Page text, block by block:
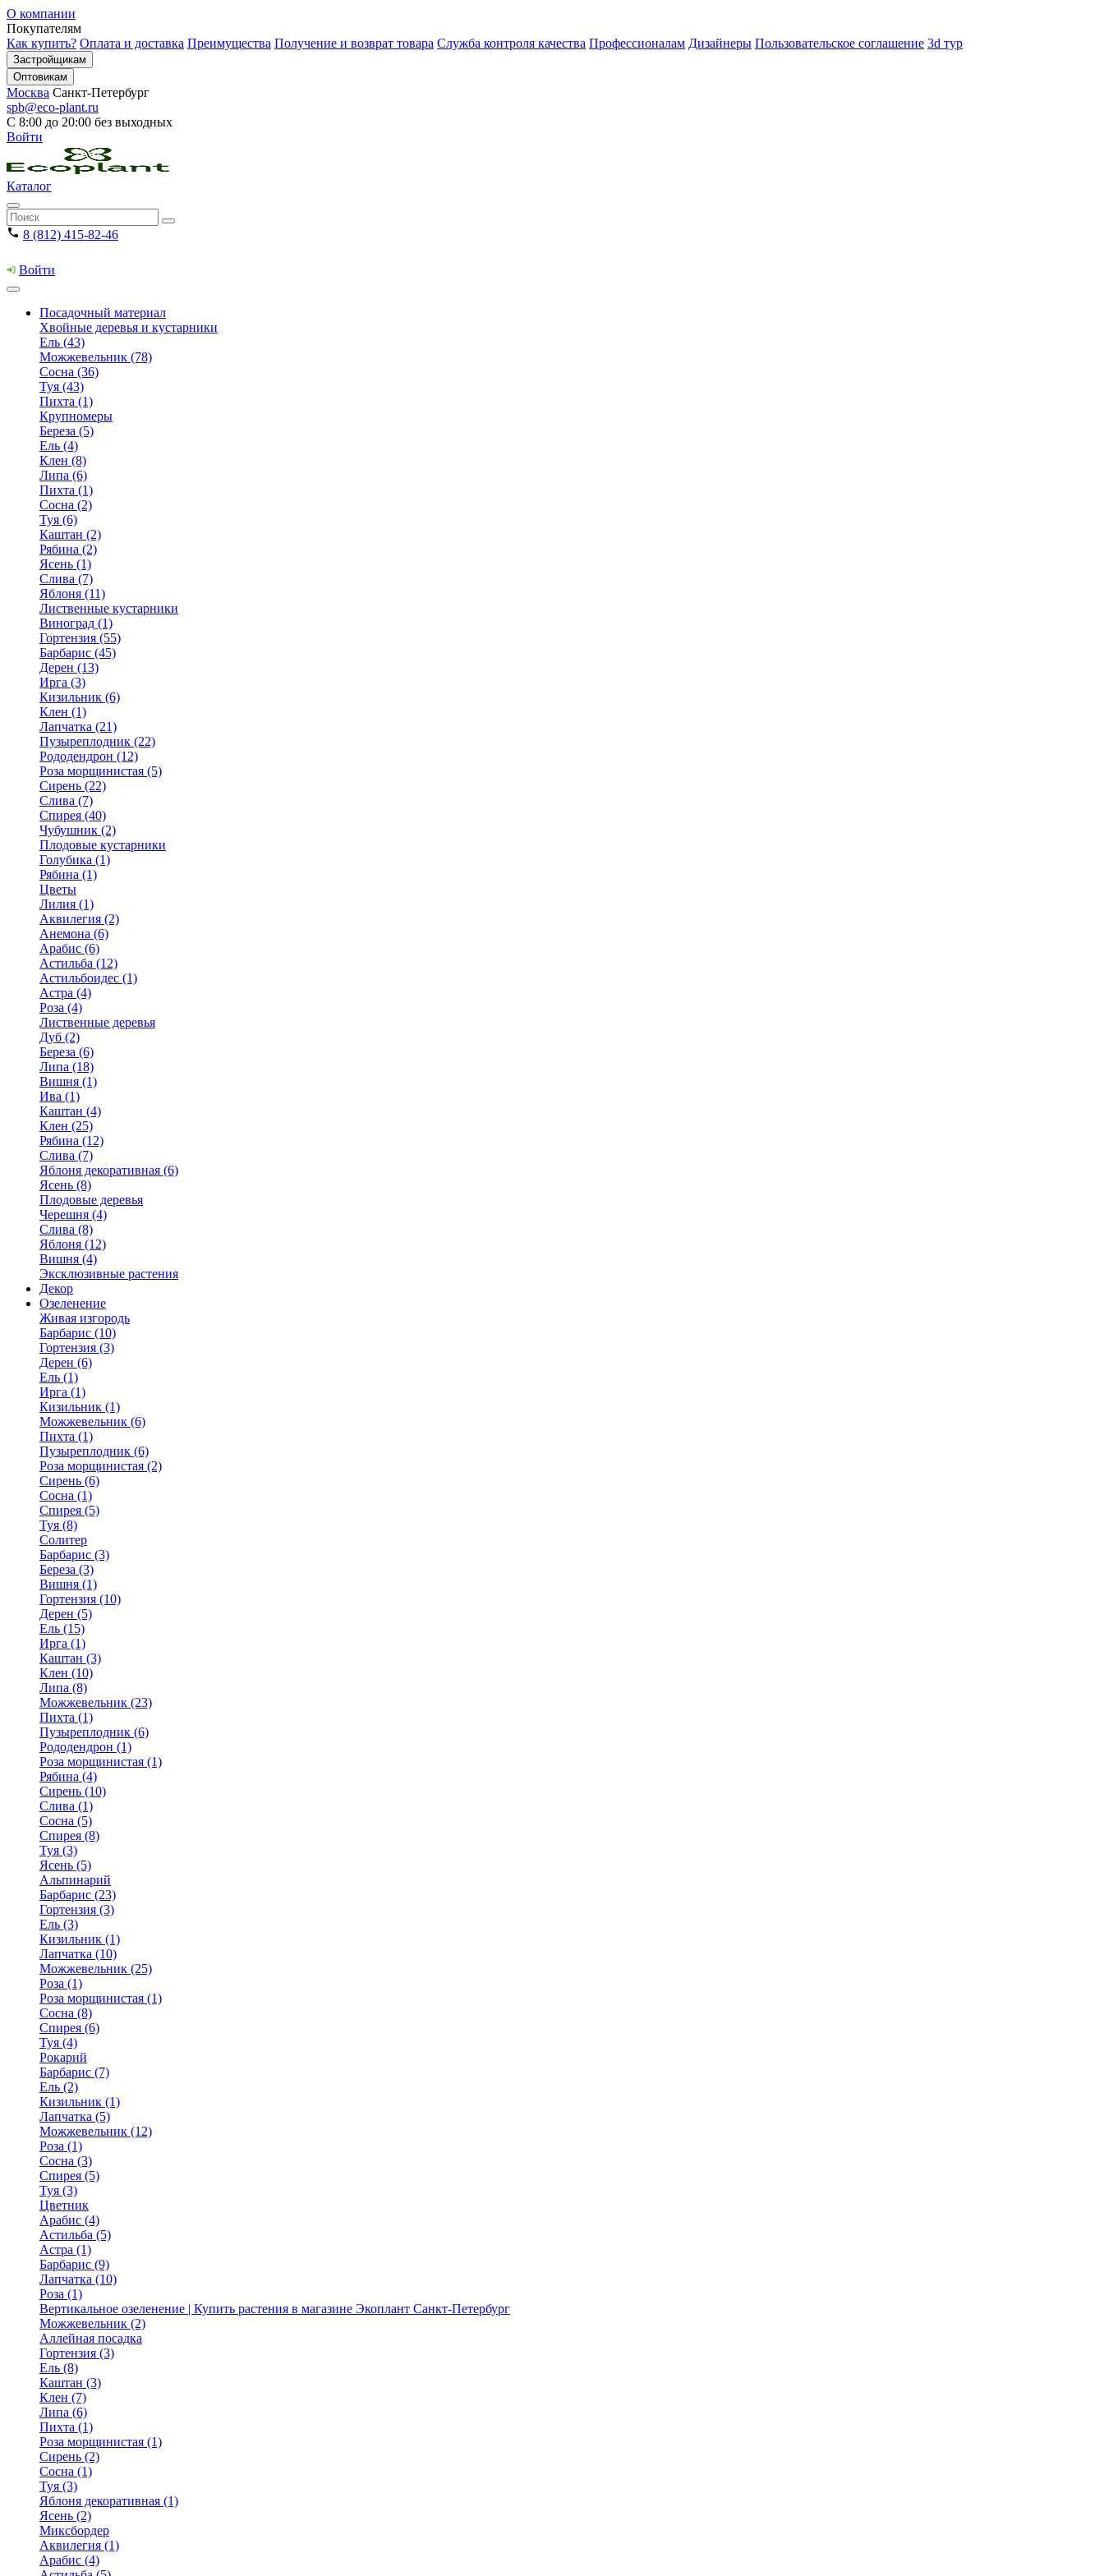
О компании
Покупателям
Как купить? Оплата и доставка Преимущества Получение и возврат товара Служба контроля качества Профессионалам Дизайнеры Пользовательское соглашение 3d тур
Застройщикам
Оптовикам
Москва Санкт-Петербург
spb@eco-plant.ru
С 8:00 до 20:00 без выходных
Войти
Каталог
8 (812) 415-82-46
Войти
Посадочный материал
Хвойные деревья и кустарники
Ель (43)
Можжевельник (78)
Сосна (36)
Туя (43)
Пихта (1)
Крупномеры
Береза (5)
Ель (4)
Клен (8)
Липа (6)
Пихта (1)
Сосна (2)
Туя (6)
Каштан (2)
Рябина (2)
Ясень (1)
Слива (7)
Яблоня (11)
Лиственные кустарники
Виноград (1)
Гортензия (55)
Барбарис (45)
Дерен (13)
Ирга (3)
Кизильник (6)
Клен (1)
Лапчатка (21)
Пузыреплодник (22)
Рододендрон (12)
Роза морщинистая (5)
Сирень (22)
Слива (7)
Спирея (40)
Чубушник (2)
Плодовые кустарники
Голубика (1)
Рябина (1)
Цветы
Лилия (1)
Аквилегия (2)
Анемона (6)
Арабис (6)
Астильба (12)
Астильбоидес (1)
Астра (4)
Роза (4)
Лиственные деревья
Дуб (2)
Береза (6)
Липа (18)
Вишня (1)
Ива (1)
Каштан (4)
Клен (25)
Рябина (12)
Слива (7)
Яблоня декоративная (6)
Ясень (8)
Плодовые деревья
Черешня (4)
Слива (8)
Яблоня (12)
Вишня (4)
Эксклюзивные растения
Декор
Озеленение
Живая изгородь
Барбарис (10)
Гортензия (3)
Дерен (6)
Ель (1)
Ирга (1)
Кизильник (1)
Можжевельник (6)
Пихта (1)
Пузыреплодник (6)
Роза морщинистая (2)
Сирень (6)
Сосна (1)
Спирея (5)
Туя (8)
Солитер
Барбарис (3)
Береза (3)
Вишня (1)
Гортензия (10)
Дерен (5)
Ель (15)
Ирга (1)
Каштан (3)
Клен (10)
Липа (8)
Можжевельник (23)
Пихта (1)
Пузыреплодник (6)
Рододендрон (1)
Роза морщинистая (1)
Рябина (4)
Сирень (10)
Слива (1)
Сосна (5)
Спирея (8)
Туя (3)
Ясень (5)
Альпинарий
Барбарис (23)
Гортензия (3)
Ель (3)
Кизильник (1)
Лапчатка (10)
Можжевельник (25)
Роза (1)
Роза морщинистая (1)
Сосна (8)
Спирея (6)
Туя (4)
Рокарий
Барбарис (7)
Ель (2)
Кизильник (1)
Лапчатка (5)
Можжевельник (12)
Роза (1)
Сосна (3)
Спирея (5)
Туя (3)
Цветник
Арабис (4)
Астильба (5)
Астра (1)
Барбарис (9)
Лапчатка (10)
Роза (1)
Вертикальное озеленение | Купить растения в магазине Экоплант Санкт-Петербург
Можжевельник (2)
Аллейная посадка
Гортензия (3)
Ель (8)
Каштан (3)
Клен (7)
Липа (6)
Пихта (1)
Роза морщинистая (1)
Сирень (2)
Сосна (1)
Туя (3)
Яблоня декоративная (1)
Ясень (2)
Миксбордер
Аквилегия (1)
Арабис (4)